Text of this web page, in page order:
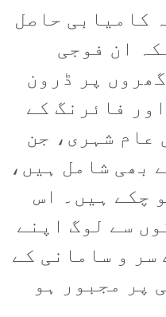
کامیابی حاصل
ان فوجی
پر ڈرون
فائرنگ کے
عام شہری، جن
بھی شامل ہیں،
چکے ہیں۔ اس
سے لوگ اپنے
و سامانی کے
پر مجبور ہو